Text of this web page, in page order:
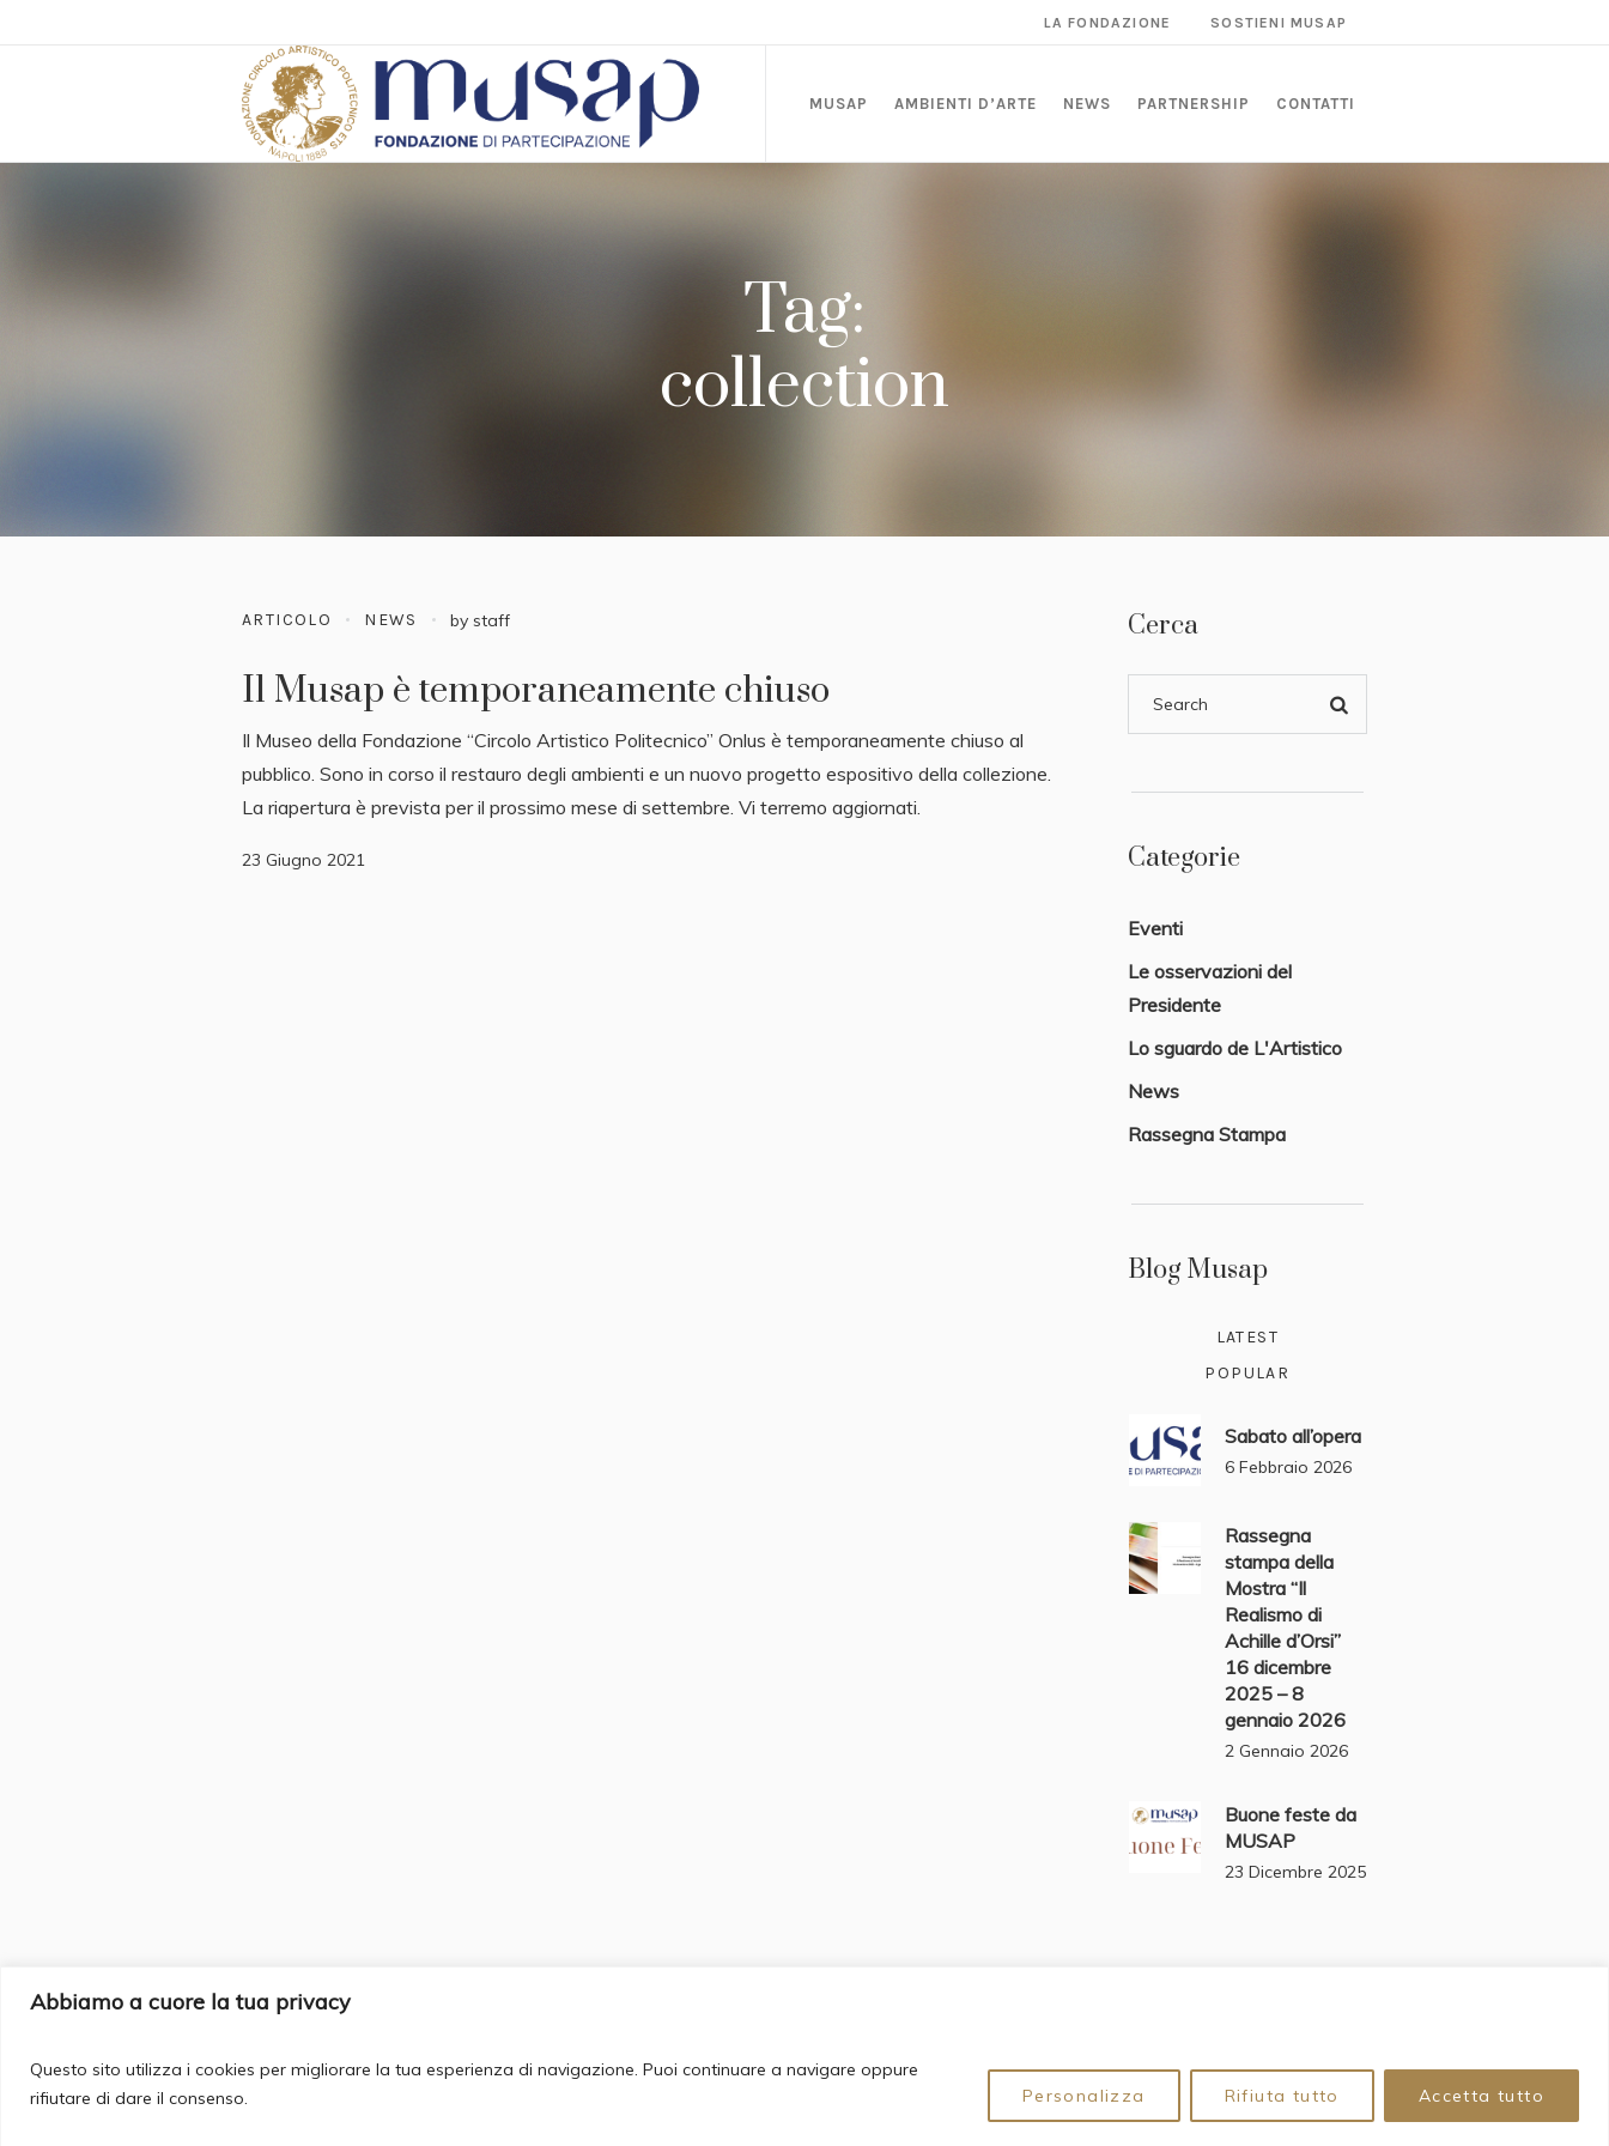
Abbiamo a cuore la tua privacy
Questo sito utilizza i cookies per migliorare la tua esperienza di navigazione. Puoi continuare a navigare oppure
rifiutare di dare il consenso.
Personalizza Rifiuta tutto Accetta tutto
LA FONDAZIONE SOSTIENI MUSAP
MUSAP AMBIENTI D’ARTE NEWS PARTNERSHIP CONTATTI
Tag:
collection
ARTICOLO NEWS by staff
Il Musap è temporaneamente chiuso
Il Museo della Fondazione “Circolo Artistico Politecnico” Onlus è temporaneamente chiuso al
pubblico. Sono in corso il restauro degli ambienti e un nuovo progetto espositivo della collezione.
La riapertura è prevista per il prossimo mese di settembre. Vi terremo aggiornati.
23 Giugno 2021
Cerca
Categorie
Eventi
Le osservazioni del
Presidente
Lo sguardo de L'Artistico
News
Rassegna Stampa
Blog Musap
LATEST
POPULAR
Sabato all’opera
6 Febbraio 2026
Rassegna
stampa della
Mostra “Il
Realismo di
Achille d’Orsi”
16 dicembre
2025 – 8
gennaio 2026
2 Gennaio 2026
Buone feste da
MUSAP
23 Dicembre 2025